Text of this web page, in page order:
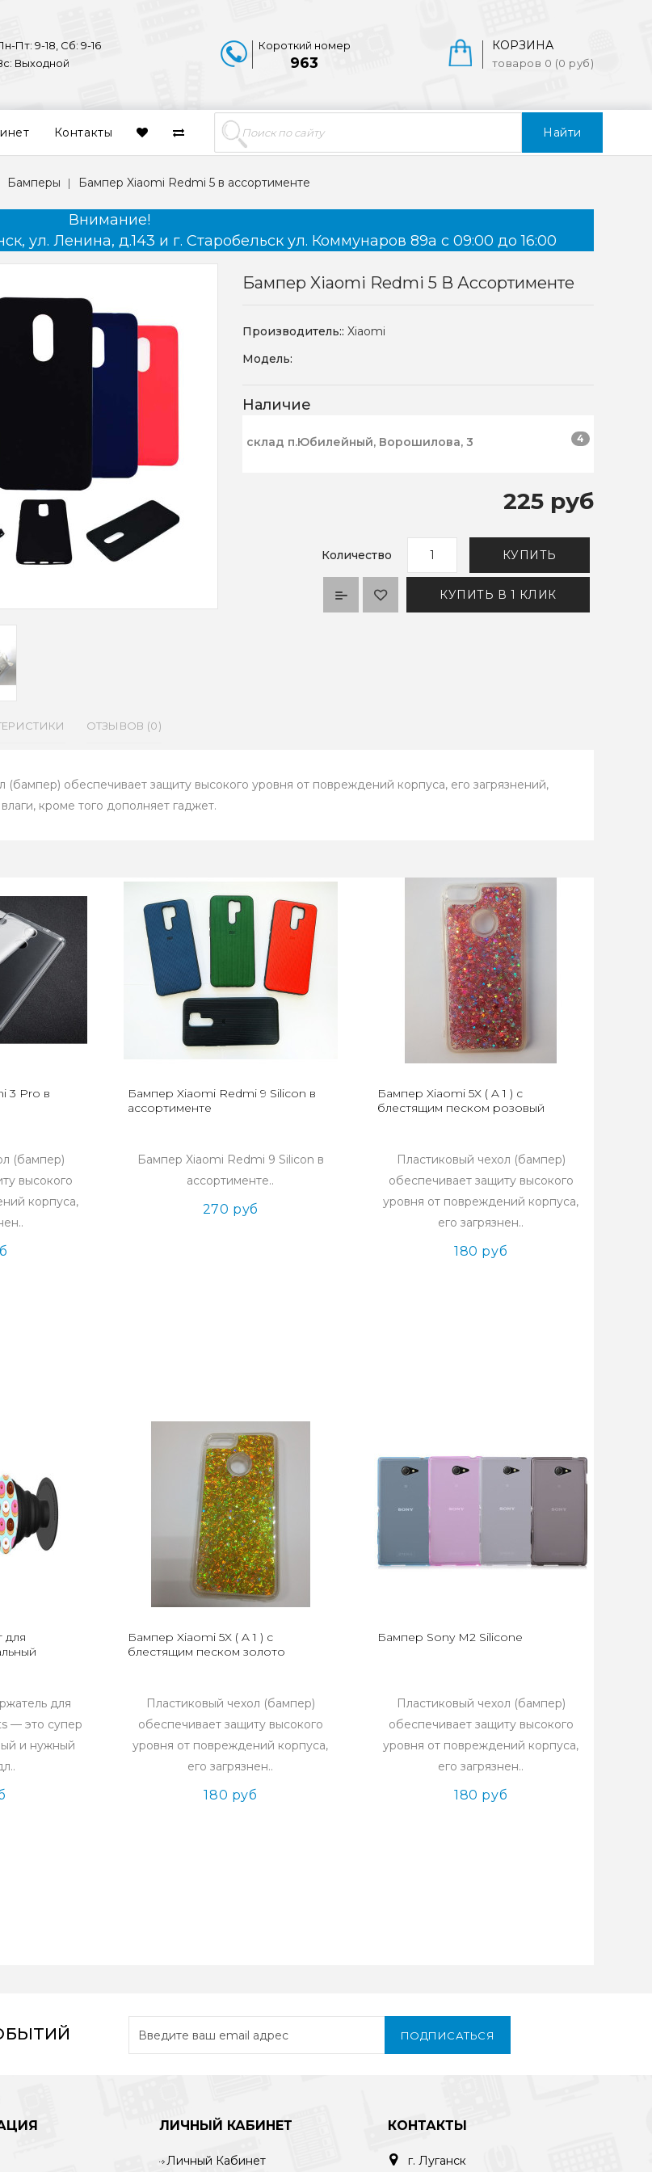
Найти
КОРЗИНА
товаров 0 (0 руб)
Короткий номер
963
Пт: 9-18, Сб: 9-16
Выходной
Контакты
Бамперы Бампер Xiaomi Redmi 5 в ассортименте
Внимание!
ул. Ленина, д.143 и г. Старобельск ул. Коммунаров 89а с 09:00 до 16:00
Бампер Xiaomi Redmi 5 В Ассортименте
Производитель::Xiaomi
Модель:
Наличие
склад п.Юбилейный, Ворошилова, 3 4
225 руб
Количество КУПИТЬ
КУПИТЬ В 1 КЛИК
ОТЗЫВОВ (0)
(бампер) обеспечивает защиту высокого уровня от повреждений корпуса, его загрязнений,
кроме того дополняет гаджет.
3 Pro в
(бампер)
высокого
корпуса,
Бампер Xiaomi Redmi 9 Silicon в
ассортименте
Бампер Xiaomi Redmi 9 Silicon в
ассортименте..
270 руб
Бампер Xiaomi 5X ( A 1 ) с
блестящим песком розовый
Пластиковый чехол (бампер)
обеспечивает защиту высокого
уровня от повреждений корпуса,
его загрязнен..
180 руб
для
для
— это супер
и нужный
Бампер Xiaomi 5X ( A 1 ) с
блестящим песком золото
Пластиковый чехол (бампер)
обеспечивает защиту высокого
уровня от повреждений корпуса,
его загрязнен..
180 руб
Бампер Sony M2 Silicone
Пластиковый чехол (бампер)
обеспечивает защиту высокого
уровня от повреждений корпуса,
его загрязнен..
180 руб
ПОДПИСАТЬСЯ
ЛИЧНЫЙ КАБИНЕТ
Личный Кабинет
КОНТАКТЫ
г. Луганск